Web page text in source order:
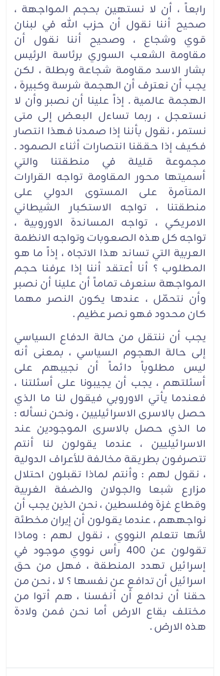
رابعاً ، أن لا نستهين بحجم المواجهة ،
صحيح أننا نقول أن حزب الله في لبنان
قوي وشجاع ، وصحيح أننا نقول أن
مقاومة الشعب السوري برئاسة الرئيس
بشار الاسد مقاومة شجاعة وبطلة ، لكن
يجب أن نعترف أن الهجمة شرسة وكبيرة ،
الهجمة عالمية . إذاً علينا أن نصبر وأن لا
نستعجل ، ربما تساءل البعض إلى متى
نستمر ، نقول بأننا إذا صمدنا فهذا انتصار
فكيف إذا حققنا انتصارات أثناء الصمود .
مجموعة قليلة في منطقتنا والتي
أسميتها محور المقاومة تواجه القرارات
المتآمرة على المستوى الدولي على
منطقتنا ، تواجه الاستكبار الشيطاني
الامريكي ، تواجه المساندة الاوروبية ،
تواجه كل هذه الصعوبات وتواجه الانظمة
العربية التي تساند هذا الاتجاه ، إذاً ما هو
المطلوب ؟ أنا أعتقد أننا إذا عرفنا حجم
المواجهة سنعرف تماماً أن علينا أن نصبر
وأن نتحمّل ، عندها يكون النصر مهما
كان محدود فهو نصر عظيم .
يجب أن ننتقل من حالة الدفاع السياسي
إلى حالة الهجوم السياسي ، بمعنى أنه
ليس مطلوباً دائماً أن نجيبهم على
أسئلتهم ، يجب أن يجيبونا على أسئلتنا ،
فعندما يأتي الاوروبي فيقول لنا ما الذي
حصل بالاسرى الاسرائيليين ، ونحن نسأله :
ما الذي حصل بالاسرى الموجودين عند
الاسرائيليين ، عندما يقولون لنا أنتم
تتصرفون بطريقة مخالفة للأعراف الدولية
، نقول لهم : وأنتم لماذا تقبلون احتلال
مزارع شبعا والجولان والضفة الغربية
وقطاع غزة وفلسطين ، نحن الذين يجب أن
نواجههم ، عندما يقولون أن إيران مخطئة
لأنها تتعلم النووي ، نقول لهم : وماذا
تقولون عن 400 رأس نووي موجود في
إسرائيل تهدد المنطقة ، فهل من حق
اسرائيل أن تدافع عن نفسها ؟ لا ، نحن من
حقنا أن ندافع أن أنفسنا ، هم أتوا من
مختلف بقاع الارض أما نحن فمن ولادة
هذه الارض .